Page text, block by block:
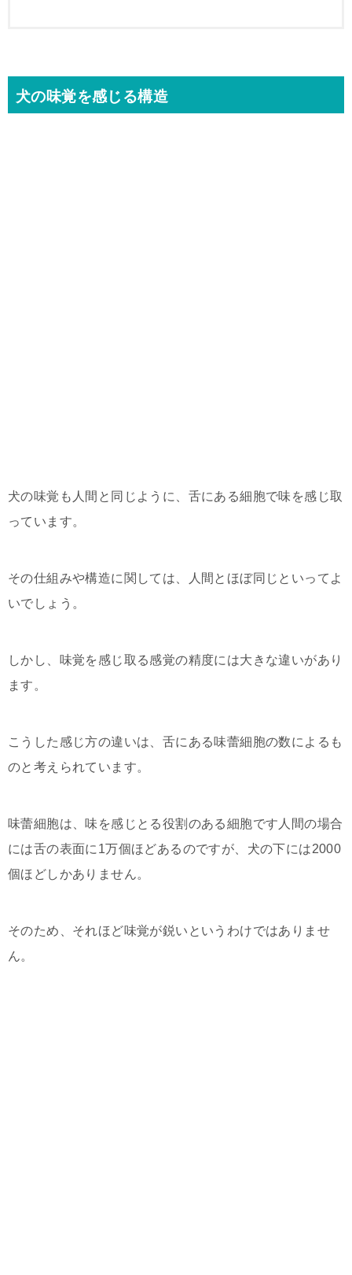
犬の味覚を感じる構造
犬の味覚も人間と同じように、舌にある細胞で味を感じ取
っています。
その仕組みや構造に関しては、人間とほぼ同じといってよ
いでしょう。
しかし、味覚を感じ取る感覚の精度には大きな違いがあり
ます。
こうした感じ方の違いは、舌にある味蕾細胞の数によるも
のと考えられています。
味蕾細胞は、味を感じとる役割のある細胞です人間の場合
には舌の表面に1万個ほどあるのですが、犬の下には2000
個ほどしかありません。
そのため、それほど味覚が鋭いというわけではありませ
ん。